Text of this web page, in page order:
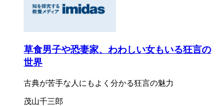
草食男子や恐妻家、わわしい女もいる狂言の
世界
古典が苦手な人にもよく分かる狂言の魅力
茂山千三郎